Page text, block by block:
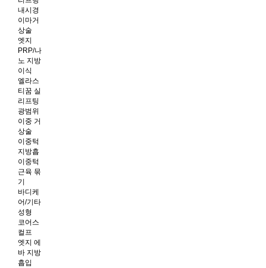
내시경
이마거
상술
엣지
PRP/나
노 지방
이식
엘라스
티꿈 실
리프팅
광범위
이중 거
상술
이중턱
지방흡
이중턱
근육 묶
기
바디케
어/기타
성형
코어스
컬프
엣지 에
바 지방
흡입